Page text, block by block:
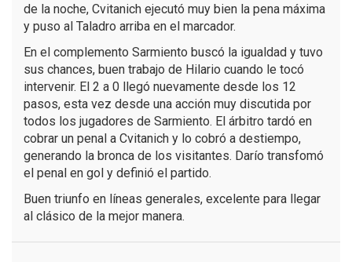
de la noche, Cvitanich ejecutó muy bien la pena máxima
y puso al Taladro arriba en el marcador.
En el complemento Sarmiento buscó la igualdad y tuvo
sus chances, buen trabajo de Hilario cuando le tocó
intervenir. El 2 a 0 llegó nuevamente desde los 12
pasos, esta vez desde una acción muy discutida por
todos los jugadores de Sarmiento. El árbitro tardó en
cobrar un penal a Cvitanich y lo cobró a destiempo,
generando la bronca de los visitantes. Darío transfomó
el penal en gol y definió el partido.
Buen triunfo en líneas generales, excelente para llegar
al clásico de la mejor manera.